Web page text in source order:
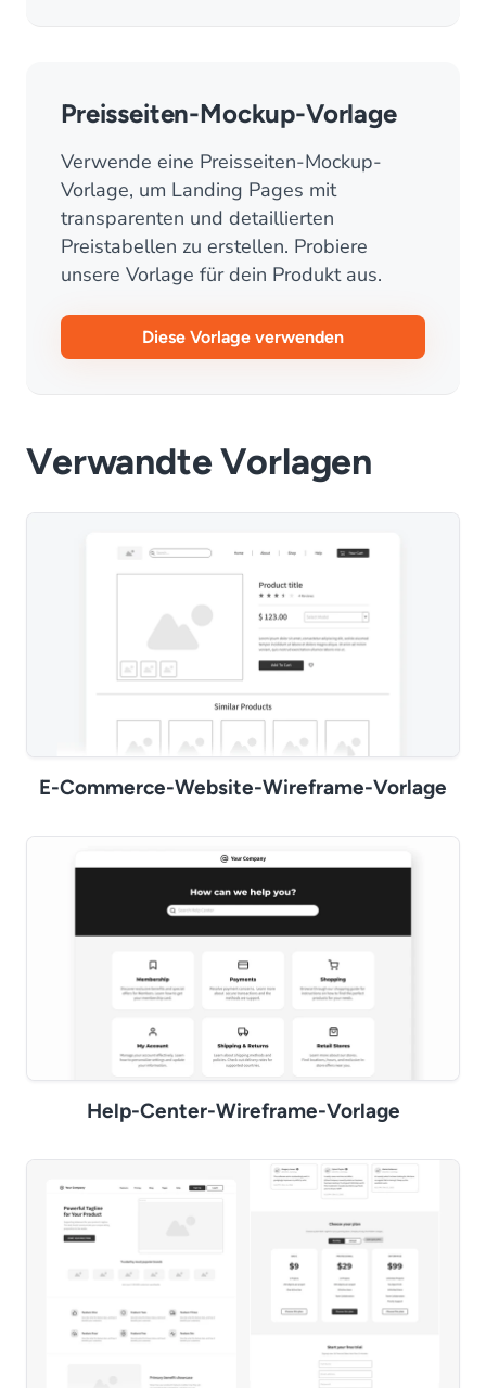
Preisseiten-Mockup-Vorlage
Verwende eine Preisseiten-Mockup-
Vorlage, um Landing Pages mit
transparenten und detaillierten
Preistabellen zu erstellen. Probiere
unsere Vorlage für dein Produkt aus.
Diese Vorlage verwenden
Verwandte Vorlagen
E-Commerce-Website-Wireframe-Vorlage
Help-Center-Wireframe-Vorlage